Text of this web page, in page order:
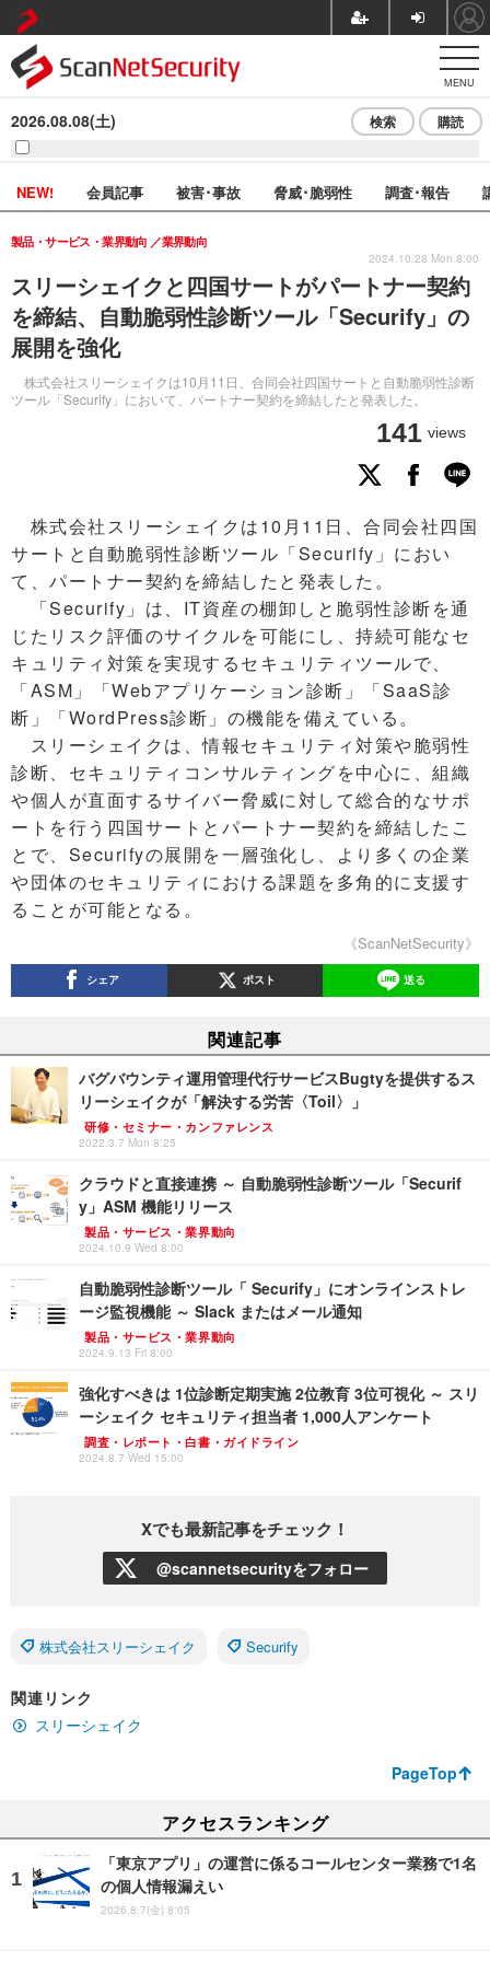
MENU
2026.08.08(土) 検索 購読
NEW! 会員記事 被害･事故 脅威･脆弱性 調査･報告
スリーシェイクと四国サートがパートナー契約
を締結、自動脆弱性診断ツール「Securify」の
展開を強化
株式会社スリーシェイクは10月11日、合同会社四国サートと自動脆弱性診断
ツール「Securify」において、パートナー契約を締結したと発表した。
製品・サービス・業界動向 業界動向
141 views
2024.10.28 Mon 8:00
株式会社スリーシェイクは10月11日、合同会社四国
サートと自動脆弱性診断ツール「Securify」におい
て、パートナー契約を締結したと発表した。
「Securify」は、IT資産の棚卸しと脆弱性診断を通
じたリスク評価のサイクルを可能にし、持続可能なセ
キュリティ対策を実現するセキュリティツールで、
「ASM」「Webアプリケーション診断」「SaaS診
断」「WordPress診断」の機能を備えている。
スリーシェイクは、情報セキュリティ対策や脆弱性
診断、セキュリティコンサルティングを中心に、組織
や個人が直面するサイバー脅威に対して総合的なサポ
ートを行う四国サートとパートナー契約を締結したこ
とで、Securifyの展開を一層強化し、より多くの企業
や団体のセキュリティにおける課題を多角的に支援す
ることが可能となる。
《ScanNetSecurity》
シェア ポスト 送る
関連記事
バグバウンティ運用管理代行サービスBugtyを提供するス
リーシェイクが「解決する労苦〈Toil〉」
研修・セミナー・カンファレンス
2022.3.7 Mon 8:25
クラウドと直接連携 ～ 自動脆弱性診断ツール「Securif
y」ASM 機能リリース
製品・サービス・業界動向
2024.10.9 Wed 8:00
自動脆弱性診断ツール「 Securify」にオンラインストレ
ージ監視機能 ～ Slack またはメール通知
製品・サービス・業界動向
2024.9.13 Fri 8:00
強化すべきは 1位診断定期実施 2位教育 3位可視化 ～ スリ
ーシェイク セキュリティ担当者 1,000人アンケート
調査・レポート・白書・ガイドライン
2024.8.7 Wed 15:00
Xでも最新記事をチェック！
@scannetsecurityをフォロー
株式会社スリーシェイク Securify
関連リンク
スリーシェイク
PageTop
アクセスランキング
「東京アプリ」の運営に係るコールセンター業務で1名
の個人情報漏えい
2026.8.7(金) 8:05